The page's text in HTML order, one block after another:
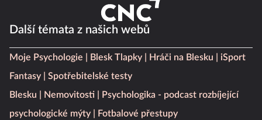
Další témata z našich webů
Moje Psychologie Blesk Tlapky Hráči na Blesku
iSport
Fantasy
Spotřebitelské testy
Blesku
Nemovitosti
Psychologika - podcast rozbíjející
psychologické mýty
Fotbalové přestupy